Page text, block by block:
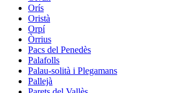
Orís
Oristà
Orpí
Òrrius
Pacs del Penedès
Palafolls
Palau-solità i Plegamans
Pallejà